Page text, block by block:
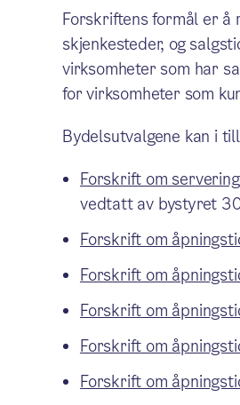
Forskriftens formål er å
skjenkesteder, og
virksomheter som har
for virksomheter som
Bydelsutvalgene kan i
Forskrift om
vedtatt av bystyret
Forskrift om
Forskrift om
Forskrift om
Forskrift om
Forskrift om